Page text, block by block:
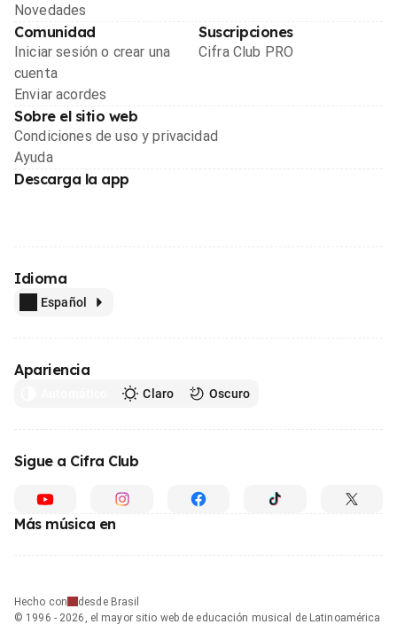
Novedades
Comunidad
Iniciar sesión o crear una
cuenta
Enviar acordes
Suscripciones
Cifra Club PRO
Sobre el sitio web
Condiciones de uso y privacidad
Ayuda
Descarga la app
Idioma
Español
Apariencia
Claro Oscuro
Sigue a Cifra Club
Más música en
Hecho con
desde Brasil
© 1996 - 2026, el mayor sitio web de educación musical de Latinoamérica